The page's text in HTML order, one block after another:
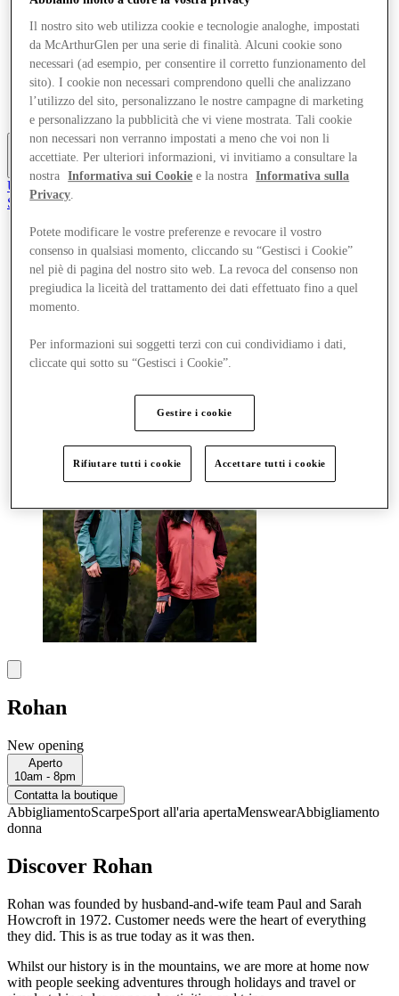
Pianifica la tua visita
Cosa c'è in programma
Mangia e Bevi
Servizi
Gift Card
Mappa del Centro
Unisciti al Club
Salvata
Negozi
Offerte
Pianifica la tua visita
Cosa c'è in programma
Mangia e Bevi
Gift Card
Mappa del Centro
Rohan
New opening
Aperto
10am - 8pm
Contatta la boutique
AbbigliamentoScarpeSport all'aria apertaMenswearAbbigliamento
donna
Discover Rohan
Rohan was founded by husband-and-wife team Paul and Sarah
Howcroft in 1972. Customer needs were the heart of everything
they did. This is as true today as it was then.
Whilst our history is in the mountains, we are more at home now
with people seeking adventures through holidays and travel or
Il nostro sito web utilizza cookie e tecnologie analoghe, impostati
da McArthurGlen per una serie di finalità. Alcuni cookie sono
necessari (ad esempio, per consentire il corretto funzionamento del
sito). I cookie non necessari comprendono quelli che analizzano
l’utilizzo del sito, personalizzano le nostre campagne di marketing
e personalizzano la pubblicità che vi viene mostrata. Tali cookie
non necessari non verranno impostati a meno che voi non li
accettiate. Per ulteriori informazioni, vi invitiamo a consultare la
nostra
Informativa sui Cookie e la nostra
Informativa sulla
Privacy.
Potete modificare le vostre preferenze e revocare il vostro
consenso in qualsiasi momento, cliccando su “Gestisci i Cookie”
nel piè di pagina del nostro sito web. La revoca del consenso non
pregiudica la liceità del trattamento dei dati effettuato fino a quel
momento.
Per informazioni sui soggetti terzi con cui condividiamo i dati,
cliccate qui sotto su “Gestisci i Cookie”.
Gestire i cookie
Rifiutare tutti i cookie Accettare tutti i cookie